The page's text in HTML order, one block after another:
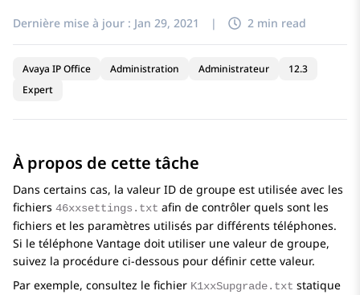
Dernière mise à jour : Jan 29, 2021 | 2 min read
Avaya IP Office Administration Administrateur
12.3
Expert
À propos de cette tâche
Dans certains cas, la valeur ID de groupe est utilisée avec les
fichiers 46xxsettings.txt afin de contrôler quels sont les
fichiers et les paramètres utilisés par différents téléphones.
Si le téléphone Vantage doit utiliser une valeur de groupe,
suivez la procédure ci-dessous pour définir cette valeur.
Par exemple, consultez le fichier K1xxSupgrade.txt statique